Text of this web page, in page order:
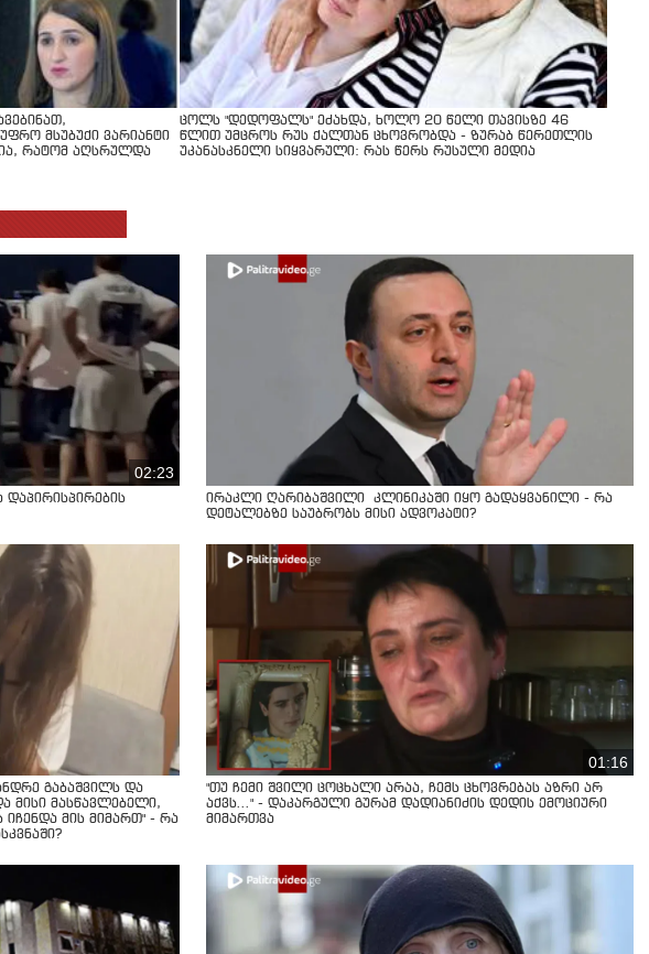
მსუბუქი ვარიანტი
რატომ აღსრულდა
ცოლს "დედოფალს" ეძახდა, ხოლო 20 წელი თავისზე 46
წლით უმცროს რუს ქალთან ცხოვრობდა - ზურაბ წერეთლის
უკანასკნელი სიყვარული: რას წერს რუსული მედია
02:23
დაპირისპირების
ირაკლი ღარიბაშვილი კლინიკაში იყო გადაყვანილი - რა
დეტალებზე საუბრობს მისი ადვოკატი?
გაბაშვილს და
მისი მასწავლებელი,
იჩენდა მის მიმართ" - რა
01:16
"თუ ჩემი შვილი ცოცხალი არაა, ჩემს ცხოვრებას აზრი არ
აქვს..." - დაკარგული გურამ დადიანიძის დედის ემოციური
მიმართვა